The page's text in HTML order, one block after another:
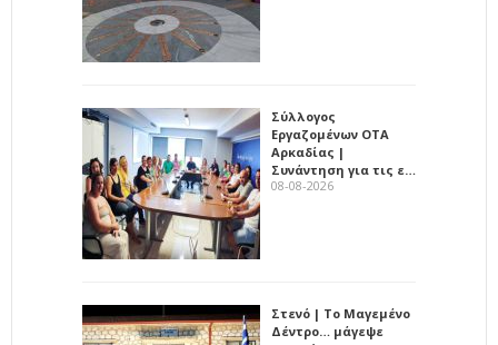
Σύλλογος
Εργαζομένων ΟΤΑ
Αρκαδίας |
Συνάντηση για τις ε…
08-08-2026
Στενό | Το Μαγεμένο
Δέντρο… μάγεψε